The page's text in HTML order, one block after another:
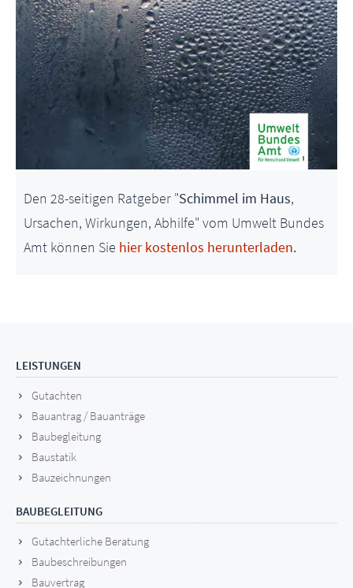
Den 28-seitigen Ratgeber "Schimmel im Haus,
Ursachen, Wirkungen, Abhilfe" vom Umwelt Bundes
Amt können Sie hier kostenlos herunterladen.
LEISTUNGEN
Gutachten
Bauantrag / Bauanträge
Baubegleitung
Baustatik
Bauzeichnungen
BAUBEGLEITUNG
Gutachterliche Beratung
Baubeschreibungen
Bauvertrag